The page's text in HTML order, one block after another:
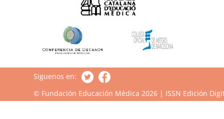
Siguenos en:
© Fundación Educación Médica 2026 | ISSN Edición